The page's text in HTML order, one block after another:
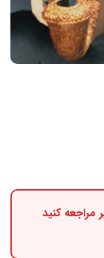
مراجعه کنید